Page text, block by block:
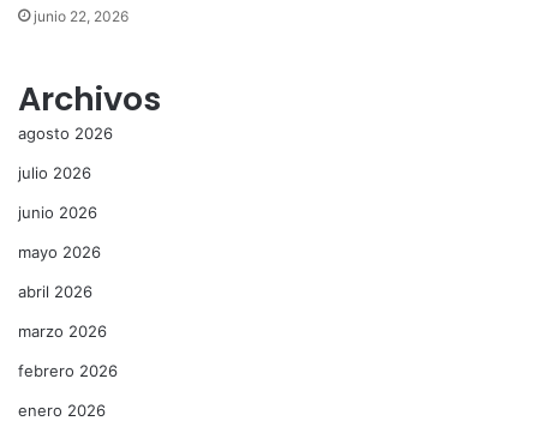
junio 22, 2026
Archivos
agosto 2026
julio 2026
junio 2026
mayo 2026
abril 2026
marzo 2026
febrero 2026
enero 2026